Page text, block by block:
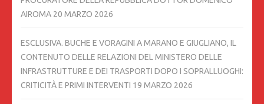
AIROMA 20 MARZO 2026
ESCLUSIVA. BUCHE E VORAGINI A MARANO E GIUGLIANO, IL
CONTENUTO DELLE RELAZIONI DEL MINISTERO DELLE
INFRASTRUTTURE E DEI TRASPORTI DOPO I SOPRALLUOGHI:
CRITICITÀ E PRIMI INTERVENTI 19 MARZO 2026